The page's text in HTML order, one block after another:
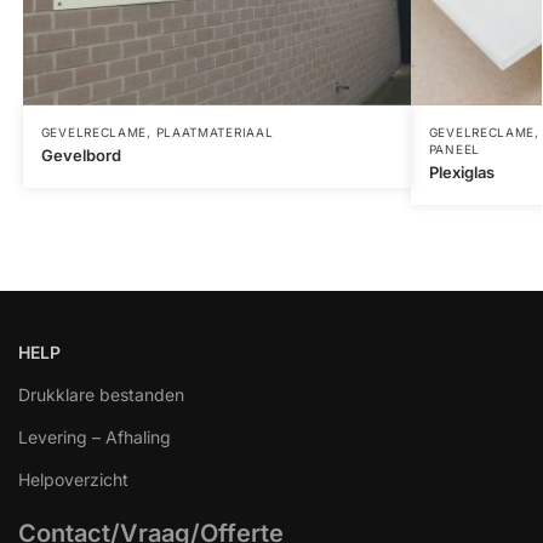
GEVELRECLAME, PLAATMATERIAAL
Gevelbord
GEVELRECLAME,
PANEEL
Plexiglas
HELP
Drukklare bestanden
Levering – Afhaling
Helpoverzicht
Contact/Vraag/Offerte